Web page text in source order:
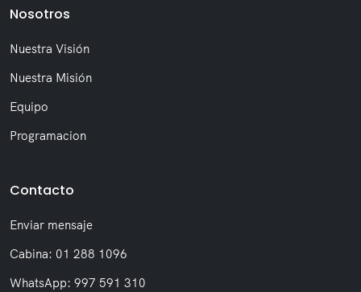
Nosotros
Nuestra Visión
Nuestra Misión
Equipo
Programacion
Contacto
Enviar mensaje
Cabina: 01 288 1096
WhatsApp: 997 591 310